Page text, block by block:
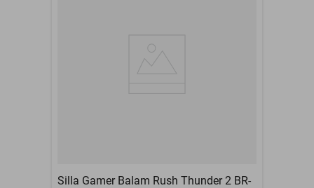
Silla Gamer Balam Rush Thunder 2 BR-